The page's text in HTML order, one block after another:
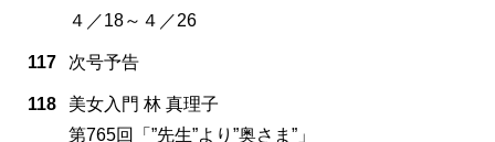
４／18～４／26
117 次号予告
118
美女入門 林 真理子
第765回「”先生”より”奥さま”」